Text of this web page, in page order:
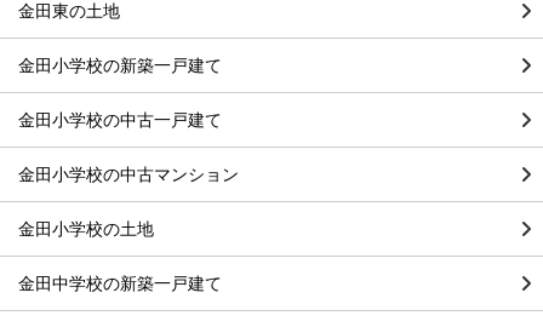
金田東の土地
金田小学校の新築一戸建て
金田小学校の中古一戸建て
金田小学校の中古マンション
金田小学校の土地
金田中学校の新築一戸建て